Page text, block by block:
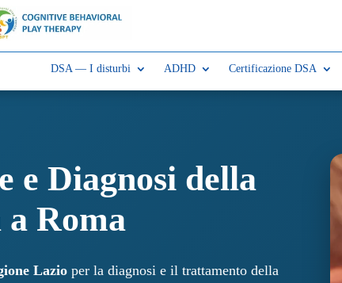
DSA — I disturbi ADHD Certificazione DSA
e Diagnosi della
Roma
Lazio per la diagnosi e il trattamento della